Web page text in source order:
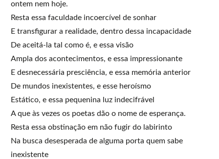
ontem nem hoje.
Resta essa faculdade incoercível de sonhar
E transfigurar a realidade, dentro dessa incapacidade
De aceitá-la tal como é, e essa visão
Ampla dos acontecimentos, e essa impressionante
E desnecessária presciência, e essa memória anterior
De mundos inexistentes, e esse heroísmo
Estático, e essa pequenina luz indecifrável
A que às vezes os poetas dão o nome de esperança.
Resta essa obstinação em não fugir do labirinto
Na busca desesperada de alguma porta quem sabe
inexistente